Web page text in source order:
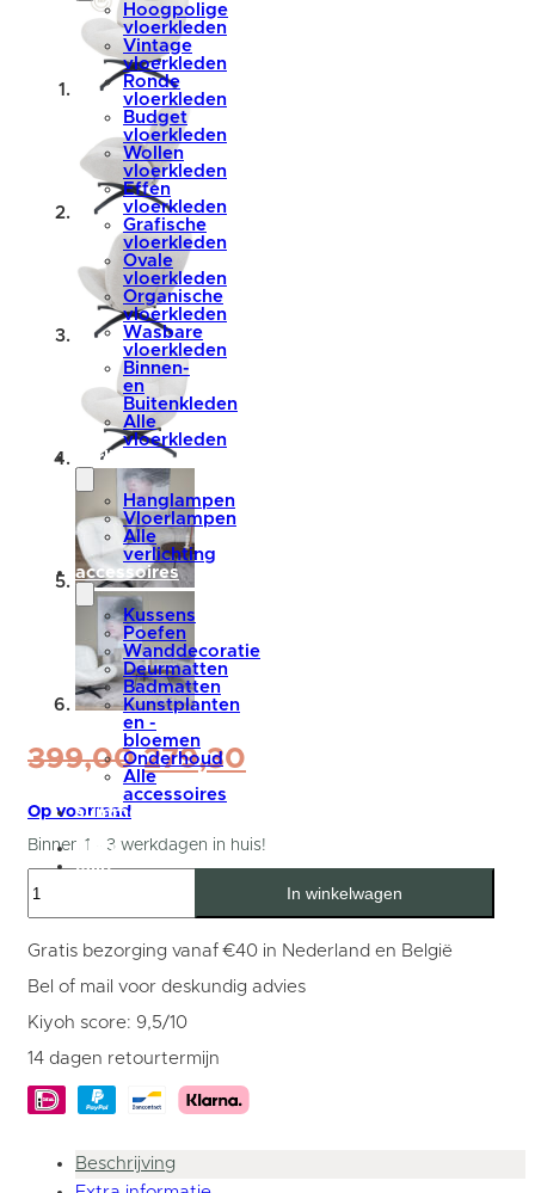
Hoogpolige
vloerkleden
Vintage
vloerkleden
Ronde
vloerkleden
Budget
vloerkleden
Wollen
vloerkleden
Effen
vloerkleden
Grafische
vloerkleden
Ovale
vloerkleden
Organische
vloerkleden
Wasbare
vloerkleden
Binnen-
en
Buitenkleden
Alle
vloerkleden
verlichting
Hanglampen
Vloerlampen
Alle
verlichting
accessoires
Kussens
Poefen
Wanddecoratie
Deurmatten
Badmatten
Kunstplanten
en -
bloemen
Onderhoud
Alle
accessoires
summer
blog
Mijn
399,00 Oorspronkelijke
prijs
399,00.
279,30
279,30.
Op voorraad
Binnen 1 - 3 werkdagen in huis!
George
In winkelwagen
Gratis bezorging vanaf €40 in Nederland en België
Bel of mail voor deskundig advies
Kiyoh score: 9,5/10
14 dagen retourtermijn
Beschrijving